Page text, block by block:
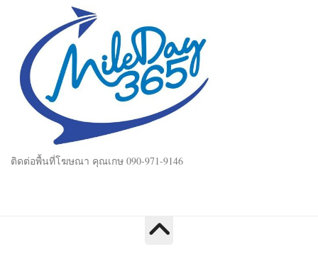
ติดต่อพื้นที่โฆษณา คุณเกษ 090-971-9146